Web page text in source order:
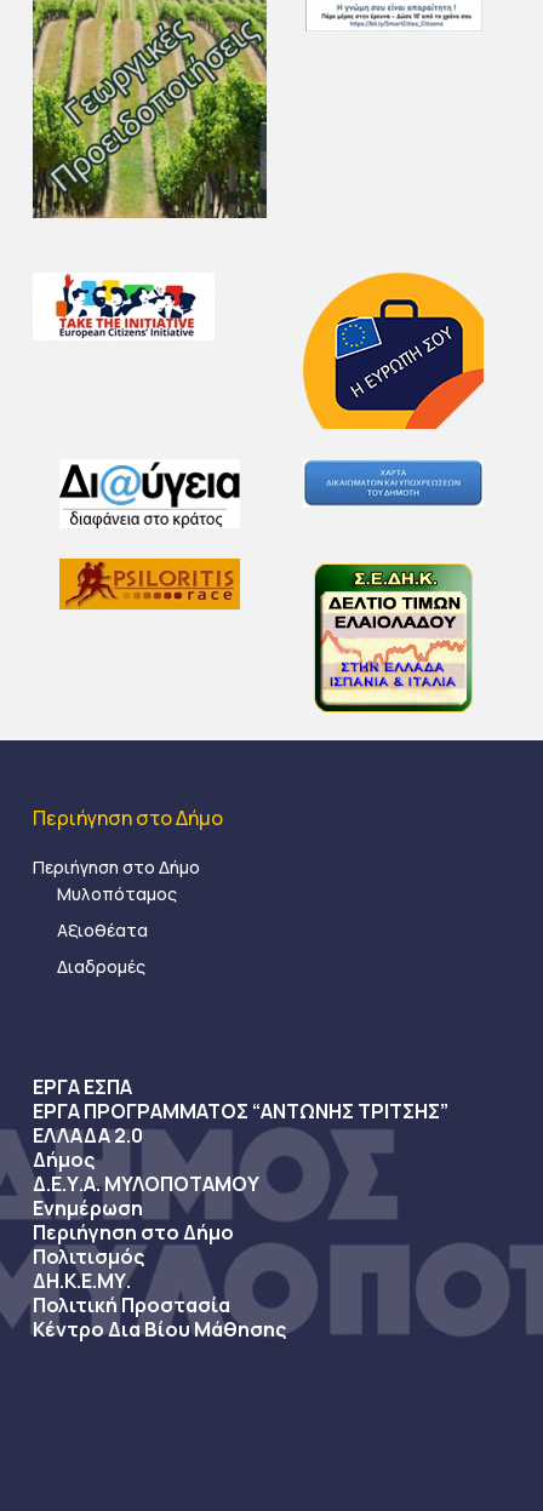
Περιήγηση στο Δήμο
Περιήγηση στο Δήμο
Μυλοπόταμος
Αξιοθέατα
Διαδρομές
ΕΡΓΑ ΕΣΠΑ
ΕΡΓΑ ΠΡΟΓΡΑΜΜΑΤΟΣ “ΑΝΤΩΝΗΣ ΤΡΙΤΣΗΣ”
ΕΛΛΑΔΑ 2.0
Δήμος
Δ.Ε.Υ.Α. ΜΥΛΟΠΟΤΑΜΟΥ
Ενημέρωση
Περιήγηση στο Δήμο
Πολιτισμός
ΔΗ.Κ.Ε.ΜΥ.
Πολιτική Προστασία
Κέντρο Δια Βίου Μάθησης